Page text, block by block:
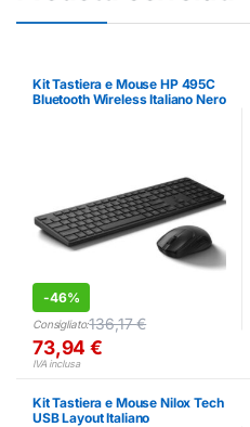
Kit Tastiera e Mouse HP 495C
Bluetooth Wireless Italiano Nero
-46%
Consigliato:136,17€
73,94€
IVA inclusa
Kit Tastiera e Mouse Nilox Tech
USB Layout Italiano